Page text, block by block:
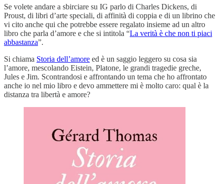
Se volete andare a sbirciare su IG parlo di Charles Dickens, di
Proust, di libri d’arte speciali, di affinità di coppia e di un librino che
vi cito anche qui che potrebbe essere regalato insieme ad un altro
libro che parla d’amore e che si intitola “La verità è che non ti piaci
abbastanza”.
Si chiama Storia dell’amore ed è un saggio leggero su cosa sia
l’amore, mescolando Eistein, Platone, le grandi tragedie greche,
Jules e Jim. Scontrandosi e affrontando un tema che ho affrontato
anche io nel mio libro e devo ammettere mi è molto caro: qual è la
distanza tra libertà e amore?